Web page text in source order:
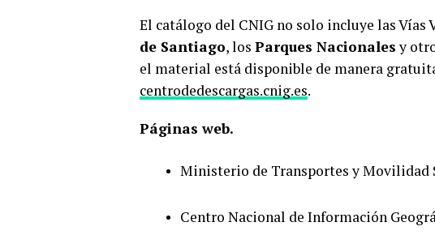
El catálogo del CNIG no solo incluye las Vías
de Santiago, los Parques Nacionalesy
el material está disponible de manera
centrodedescargas.cnig.es.
Páginas web.
Ministerio de Transportes y Movilidad
Centro Nacional de Información